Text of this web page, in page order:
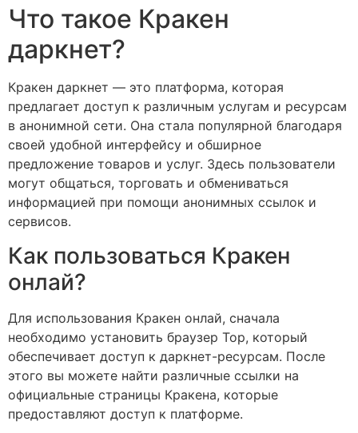
Что такое Кракен
даркнет?
Кракен даркнет — это платформа, которая
предлагает доступ к различным услугам и ресурсам
в анонимной сети. Она стала популярной благодаря
своей удобной интерфейсу и обширное
предложение товаров и услуг. Здесь пользователи
могут общаться, торговать и обмениваться
информацией при помощи анонимных ссылок и
сервисов.
Как пользоваться Кракен
онлай?
Для использования Кракен онлай, сначала
необходимо установить браузер Тор, который
обеспечивает доступ к даркнет-ресурсам. После
этого вы можете найти различные ссылки на
официальные страницы Кракена, которые
предоставляют доступ к платформе.